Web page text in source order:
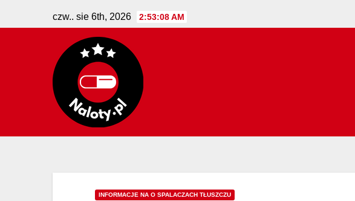
to
czw.. sie 6th, 2026 2:53:09 AM
INFORMACJE NA O SPALACZACH TŁUSZCZU